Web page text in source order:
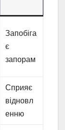
Запобіга
є
запорам
Сприяє
відновл
енню